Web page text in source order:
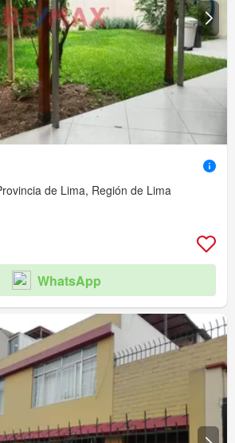
de Lima, Región de Lima
WhatsApp